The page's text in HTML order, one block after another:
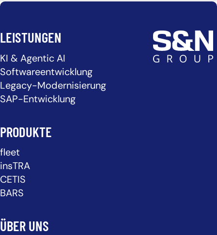
LEISTUNGEN
KI & Agentic AI
Softwareentwicklung
Legacy-Modernisierung
SAP-Entwicklung
PRODUKTE
fleet
insTRA
CETIS
BARS
ÜBER UNS